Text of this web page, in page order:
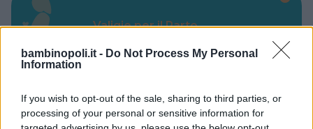
bambinopoli.it - Do Not Process My Personal
Information
If you wish to opt-out of the sale, sharing to third parties, or
processing of your personal or sensitive information for
Valigie per il Parto
Corsi di Lingua per bambini